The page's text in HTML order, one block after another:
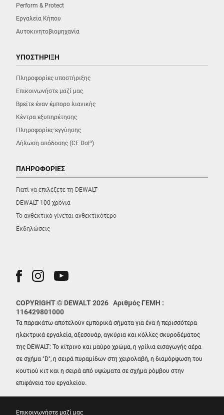
Perform & Protect
Εργαλεία Κήπου
Αυτοκινητοβιομηχανία
ΥΠΟΣΤΗΡΙΞΗ
Πληροφορίες υποστήριξης
Επικοινωνήστε μαζί μας
Βρείτε έναν έμπορο λιανικής
Κέντρα εξυπηρέτησης
Πληροφορίες εγγύησης
Δήλωση απόδοσης (CE DoP)
ΠΛΗΡΟΦΟΡΙΕΣ
Γιατί να επιλέξετε τη DEWALT
DEWALT 100 χρόνια
Το ανθεκτικό γίνεται ανθεκτικότερο
Εκδηλώσεις
COPYRIGHT © DEWALT 2026 Αριθμός ΓΕΜΗ :
116429801000
Τα παρακάτω αποτελούν εμπορικά σήματα για ένα ή περισσότερα
ηλεκτρικά εργαλεία, αξεσουάρ, αγκύρια και κόλλες σκυροδέματος
της DEWALT: Το κίτρινο και μαύρο χρώμα, η γρίλια εισαγωγής αέρα
σε σχήμα "D", η σειρά πυραμίδων στη χειρολαβή, η διαμόρφωση του
κουτιού κιτ και η σειρά από υψώματα σε σχήμα ρόμβου στην
επιφάνεια του εργαλείου.
Επικοινωνήστε μαζί μας